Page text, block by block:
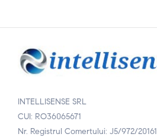
INTELLISENSE SRL
CUI: RO36065671
Nr. Registrul Comertului: J5/972/20161